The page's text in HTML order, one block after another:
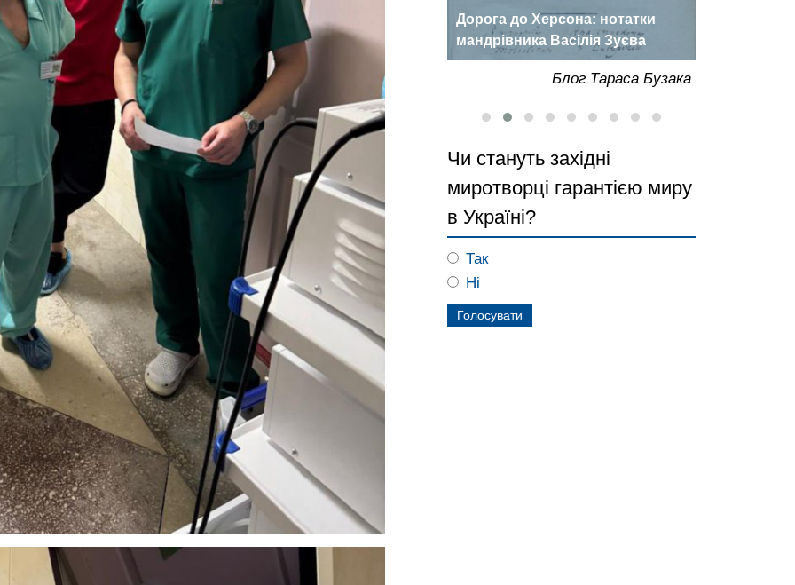
— емігрант з
який обрав смерть
зради
Блог Тараса Бузака
Футбол у Херсоні. Перші кроки
Блог Тараса Бузака
Дорога до Херсона: нотатки
мандрівника Васілія Зуєва
Блог Тараса Бузака
Чи стануть західні
миротворці гарантією миру
в Україні?
Так
Ні